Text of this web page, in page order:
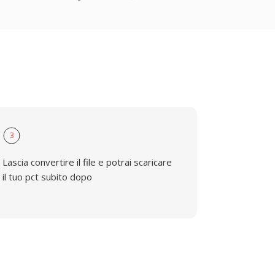
3
Lascia convertire il file e potrai scaricare
il tuo pct subito dopo